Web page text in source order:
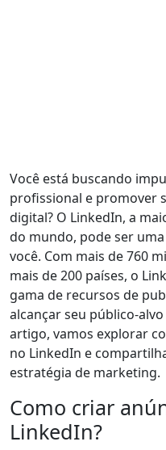
Você está buscando
profissional e promover
digital? O LinkedIn, a
do mundo, pode ser
você. Com mais de 760
mais de 200 países, o
gama de recursos de
alcançar seu público-
artigo, vamos explorar
no LinkedIn e
estratégia de marketing.
Como criar
LinkedIn?